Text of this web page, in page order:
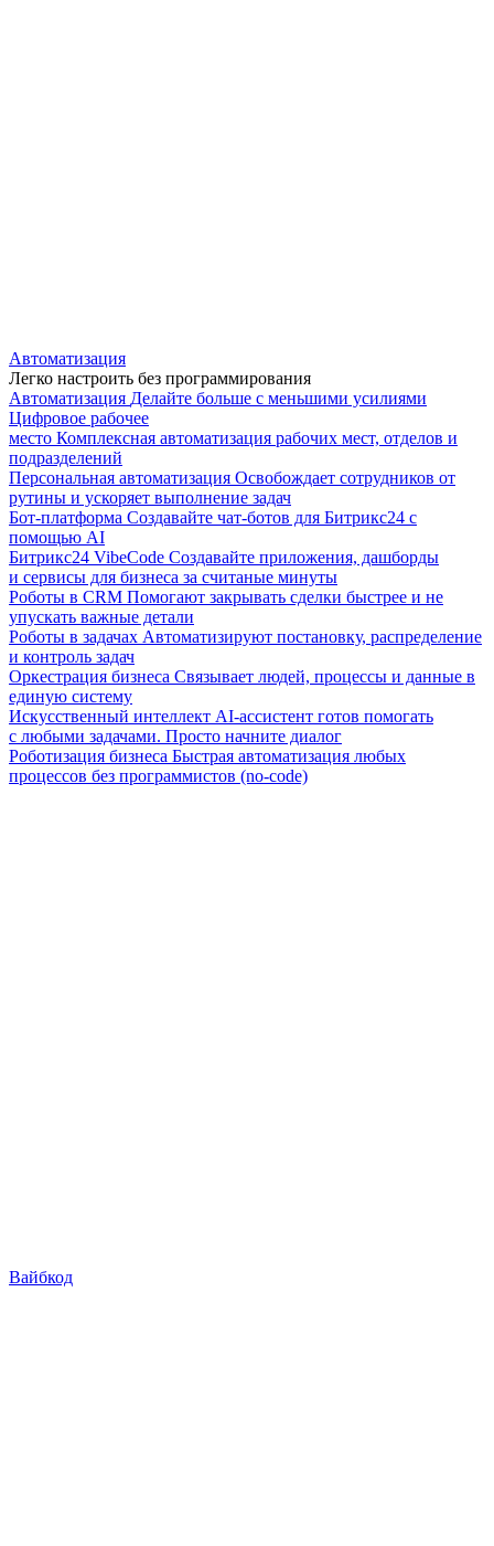
Автоматизация
Легко настроить без программирования
Автоматизация Делайте больше с меньшими усилиями
Цифровое рабочее
место Комплексная автоматизация рабочих мест, отделов и
подразделений
Персональная автоматизация Освобождает сотрудников от
рутины и ускоряет выполнение задач
Бот-платформа Создавайте чат-ботов для Битрикс24 с
помощью AI
Битрикс24 VibeCode Создавайте приложения, дашборды
и сервисы для бизнеса за считаные минуты
Роботы в CRM Помогают закрывать сделки быстрее и не
упускать важные детали
Роботы в задачах Автоматизируют постановку, распределение
и контроль задач
Оркестрация бизнеса Связывает людей, процессы и данные в
единую систему
Искусственный интеллект AI-ассистент готов помогать
с любыми задачами. Просто начните диалог
Роботизация бизнеса Быстрая автоматизация любых
процессов без программистов (no-code)
Вайбкод